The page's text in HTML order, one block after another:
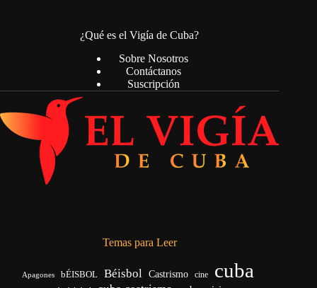
¿Qué es el Vigía de Cuba?
Sobre Nosotros
Contáctanos
Suscripción
Temas para Leer
Apagones bÉISBOL Béisbol Castrismo cine cuba